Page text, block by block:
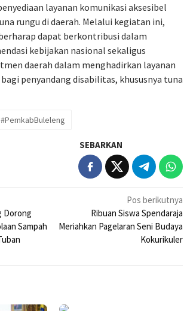
layanan komunikasi aksesibel
rungu di daerah. Melalui kegiatan ini,
dapat berkontribusi dalam
kebijakan nasional sekaligus
daerah dalam menghadirkan layanan
penyandang disabilitas, khususnya tuna
#PemkabBuleleng
SEBARKAN
Dorong
Sampah
Pos berikutnya
Ribuan Siswa Spendaraja
Meriahkan Pagelaran Seni Budaya
Kokurikuler